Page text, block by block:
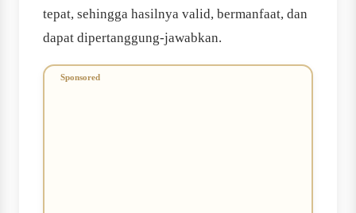
tepat, sehingga hasilnya valid, bermanfaat, dan
dapat dipertanggung-jawabkan.